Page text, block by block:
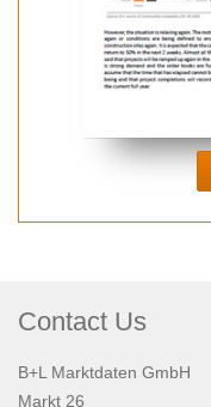
Contact Us
B+L Marktdaten GmbH
Markt 26